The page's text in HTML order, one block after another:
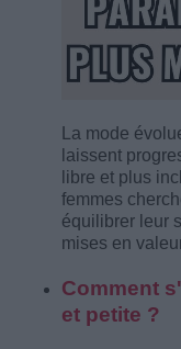
La mode
laissent
libre et plus
femmes
équilibrer leur
mises en
Comment
et petite ?